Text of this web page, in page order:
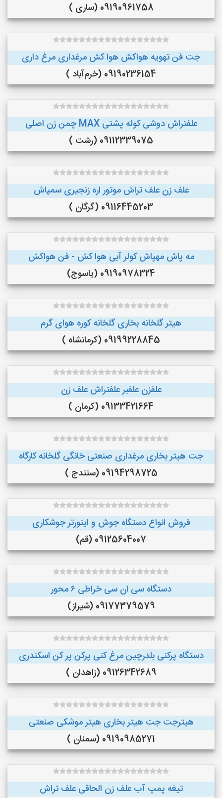
09190961758 (ساری )
جت فن تهویه هواکش هوا کش مرغداری مرغ داری
09190236154 (خرم‌آباد )
علفتراش دوشی کوله پشتی MAX چمن زن اصلی
09112339075 (رشت )
علف زن علف تراش موتور اره زنجیری سمپاش
09116445203 (گرگان )
مه پاش مهپاش کولر آبی هوا کش - فن هواکش
09190978324 (یاسوج)
هیتر گلخانه بخاری گلخانه کوره هوای گرم
09199228845 (کرمانشاه )
علفزن علفبر علفتراش علف زن
09133421664 (کرمان )
جت هیتر بخاری مرغداری صنعتی خانگی گلخانه کارگاه
09194298725 (سنندج )
فروش انواع دستگاه جوش و اینورتر جوشکاری
09125604007 (قم)
دستگاه سی ان سی خراطی ۶ محور
09177379579 (شیراز)
دستگاه پرکنی بلدرچین مرغ کنی پرکن پر کن اسکندری
09126342689 (زاهدان )
هیترجت جت هیتر بخاری هیتر موشکی صنعتی
09190985271 (سمنان )
تیغه پمپ آب علف زن الحاقی علف تراش